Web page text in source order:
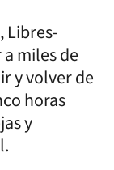
Libres-
miles de
y volver de
horas
y